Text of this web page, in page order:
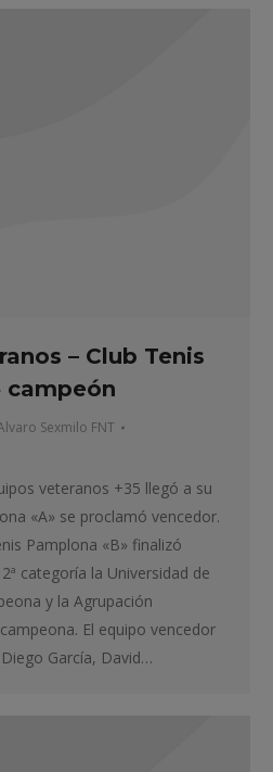
– Club Tenis
campeón
Sexmilo FNT
veteranos +35 llegó a su
«A» se proclamó vencedor.
Pamplona «B» finalizó
categoría la Universidad de
y la Agrupación
El equipo vencedor
García, David…